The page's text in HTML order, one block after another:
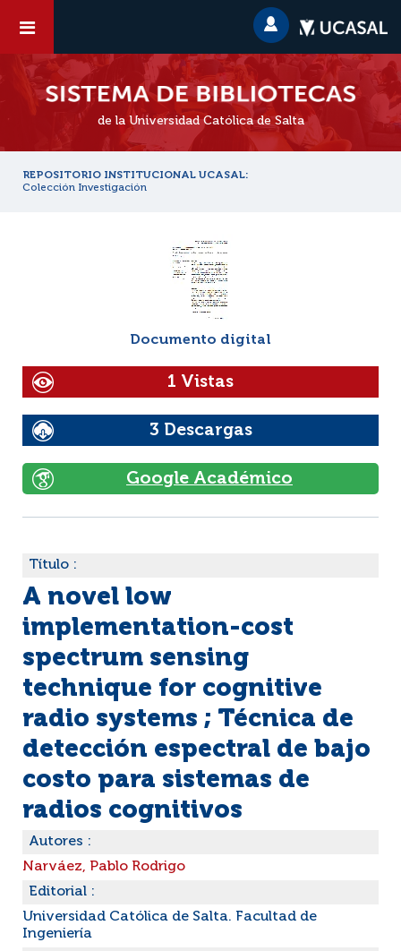
de la Universidad Católica de Salta
REPOSITORIO INSTITUCIONAL UCASAL:
Colección Investigación
Documento digital
1 Vistas
3 Descargas
Google Académico
Título :
A novel low
implementation-cost
spectrum sensing
technique for cognitive
radio systems ; Técnica de
detección espectral de bajo
costo para sistemas de
radios cognitivos
Autores :
Narváez, Pablo Rodrigo
Editorial :
Universidad Católica de Salta. Facultad de
Ingeniería